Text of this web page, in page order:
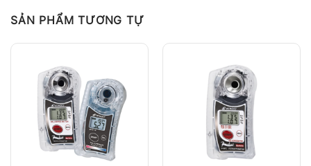
xuất và duy trì hương vị đồ uống ổn định. Đây là
dòng máy được nhiều chuyên gia pha chế cà phê
sử dụng nhờ khả năng đo nhanh, độ chính xác cao
và thao tác đơn giản.
Máy sở hữu độ phân giải cao 0.01%, cho phép nhận
SẢN PHẨM TƯƠNG TỰ